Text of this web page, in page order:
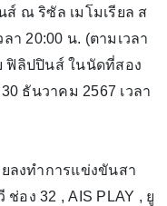
ส์ ณ ริซัล เมโมเรียล ส
า 20:00 น. (ตามเวลา
ฟิลิปปินส์ ในนัดที่สอง
ธันวาคม 2567 เวลา
ลงทำการแข่งขันสา
อง 32 , AIS PLAY , ยู